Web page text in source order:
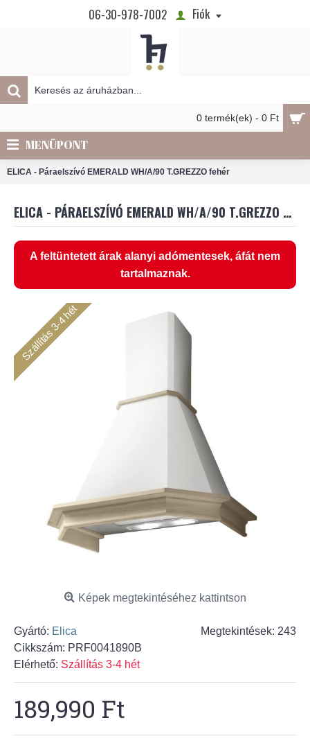
06-30-978-7002 Fiók
0 termék(ek) - 0 Ft
MENÜPONT
ELICA - Páraelszívó EMERALD WH/A/90 T.GREZZO fehér
ELICA - PÁRAELSZÍVÓ EMERALD WH/A/90 T.GREZZO FEHÉR
A feltüntetett árak alanyi adómentesek, áfát nem
tartalmaznak.
Szállítás 3-4 hét
Képek megtekintéséhez kattintson
Megtekintések: 243
Gyártó: Elica
Cikkszám: PRF0041890B
Elérhető: Szállítás 3-4 hét
189,990 Ft